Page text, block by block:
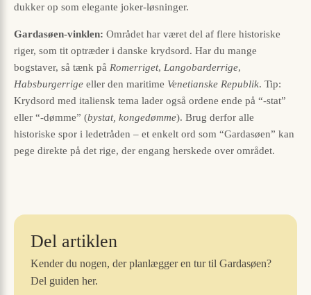
dukker op som elegante joker-løsninger.
Gardasøen-vinklen: Området har været del af flere historiske
riger, som tit optræder i danske krydsord. Har du mange
bogstaver, så tænk på Romerriget, Langobarderrige,
Habsburgerrige eller den maritime Venetianske Republik. Tip:
Krydsord med italiensk tema lader også ordene ende på “-stat”
eller “-dømme” (bystat, kongedømme). Brug derfor alle
historiske spor i ledetråden – et enkelt ord som “Gardasøen” kan
pege direkte på det rige, der engang herskede over området.
Del artiklen
Kender du nogen, der planlægger en tur til Gardasøen?
Del guiden her.